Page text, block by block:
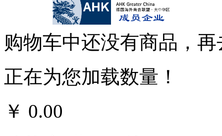
购物车中还没有商品，
正在为您加载数量！
￥ 0.00